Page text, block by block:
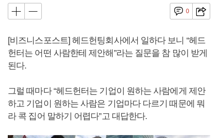
0
[비즈니스포스트] 헤드헌팅회사에서 일하다 보니 “헤드
헌터는 어떤 사람한테 제안해”라는 질문을 참 많이 받게
된다.
그럴 때마다 “헤드헌터는 기업이 원하는 사람에게 제안
하고 기업이 원하는 사람은 기업마다 다르기 때문에 뭐
라 콕 집어 말하기 어렵다”고 대답한다.